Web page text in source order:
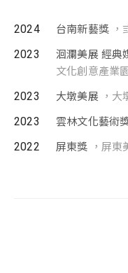
2024 台南新藝獎
2023 洄瀾美展 經典
文化創意產業
2023 大墩美展 ，大
2023 雲林文化藝術
2022 屏東獎 ，屏東